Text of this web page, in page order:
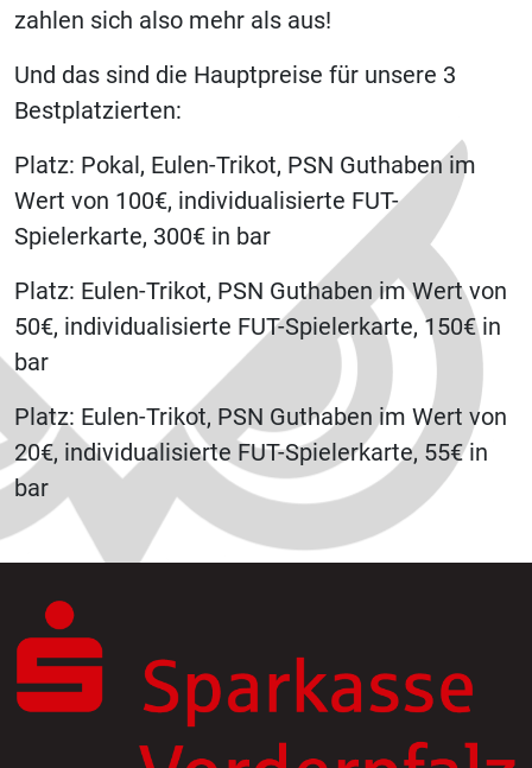
zahlen sich also mehr als aus!
Und das sind die Hauptpreise für unsere 3
Bestplatzierten:
Platz: Pokal, Eulen-Trikot, PSN Guthaben im
Wert von 100€, individualisierte FUT-
Spielerkarte, 300€ in bar
Platz: Eulen-Trikot, PSN Guthaben im Wert von
50€, individualisierte FUT-Spielerkarte, 150€ in
bar
Platz: Eulen-Trikot, PSN Guthaben im Wert von
20€, individualisierte FUT-Spielerkarte, 55€ in
bar